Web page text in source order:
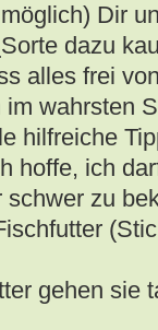
Dir
Sorte dazu
alles frei
wahrsten
hilfreiche
hoffe, ich
zu
gehen sie